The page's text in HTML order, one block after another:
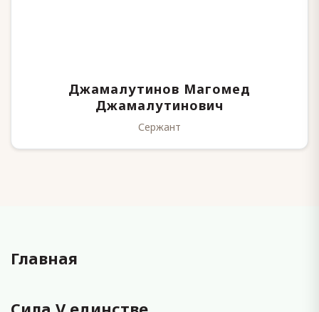
Джамалутинов Магомед
Джамалутинович
Сержант
Главная